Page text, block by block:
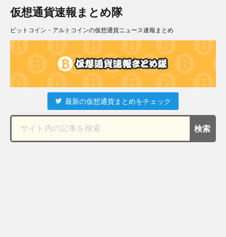
仮想通貨速報まとめ隊
ビットコイン・アルトコインの仮想通貨ニュース速報まとめ
最新の仮想通貨まとめをチェック